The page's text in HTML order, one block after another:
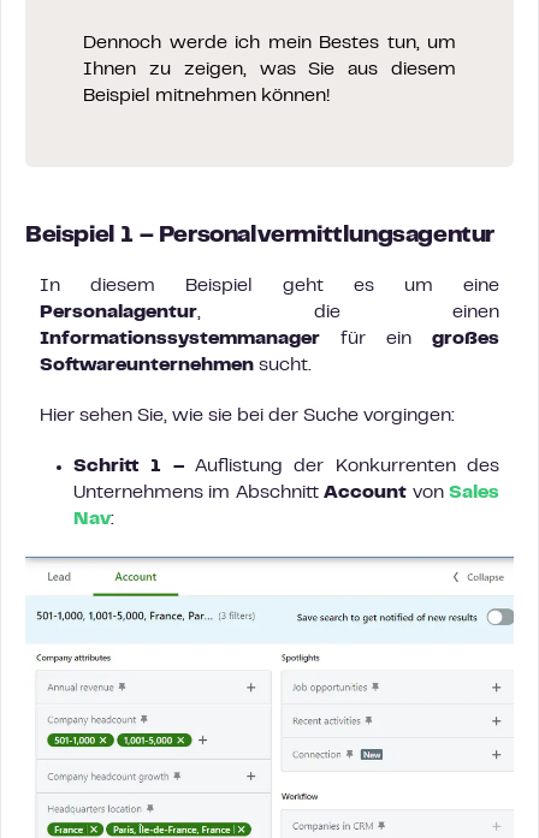
Dennoch werde ich mein Bestes tun, um
Ihnen zu zeigen, was Sie aus diesem
Beispiel mitnehmen können!
Beispiel 1 – Personalvermittlungsagentur
In diesem Beispiel geht es um eine
Personalagentur, die einen
Informationssystemmanager für ein großes
Softwareunternehmen sucht.
Hier sehen Sie, wie sie bei der Suche vorgingen:
Schritt 1 –Auflistung der Konkurrenten des
Unternehmens im AbschnittAccount vonSales
Nav: